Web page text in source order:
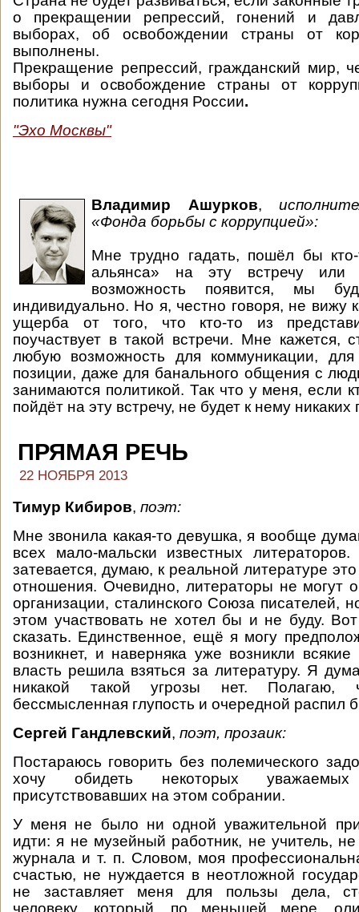
о прекращении репрессий, гонений и
выборах, об освобождении страны от
выполнены.
Прекращение репрессий, гражданский мир,
выборы и освобождение страны от
политика нужна сегодня России.
"Эхо Москвы"
Владимир Ашурков,
«Фонда борьбы с коррупцией»:
Мне трудно гадать, пошёл бы
альянса» на эту встречу или
возможность появится, мы
индивидуально. Но я, честно говоря, не вижу
ущерба от того, что кто-то из
поучаствует в такой встречи. Мне кажется,
любую возможность для коммуникации,
позиции, даже для банального общения с
занимаются политикой. Так что у меня, если
пойдёт на эту встречу, не будет к нему никаких
ПРЯМАЯ РЕЧЬ
22 НОЯБРЯ 2013
Тимур Кибиров, поэт:
Мне звонила какая-то девушка, я вообще
всех мало-мальски известных литераторов.
затевается, думаю, к реальной литературе
отношения. Очевидно, литераторы не могут
организации, сталинского Союза писателей,
этом участвовать не хотел бы и не буду.
сказать. Единственное, ещё я могу
возникнет, и наверняка уже возникли
власть решила взяться за литературу. Я
никакой такой угрозы нет. Полагаю,
бессмысленная глупость и очередной распил
Сергей Гандлевский, поэт, прозаик:
Постараюсь говорить без полемического
хочу обидеть некоторых
присутствовавших на этом собрании.
У меня не было ни одной уважительной
идти: я не музейный работник, не учитель,
журнала и т. п. Словом, моя
счастью, не нуждается в неотложной
не заставляет меня для пользы дела,
человеку, который, по меньшей мере,